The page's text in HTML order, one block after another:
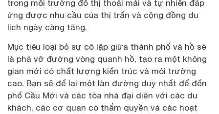
trong môi trường đô thị thoải mái và tự nhiên đáp
ứng được nhu cầu của thị trấn và cộng đồng du
lịch ngày càng tăng.
Mục tiêu loại bỏ sự cô lập giữa thành phố và hồ sẽ
là phá vỡ đường vòng quanh hồ, tạo ra một không
gian mới có chất lượng kiến trúc và môi trường
cao. Bạn sẽ để lại một làn đường duy nhất để đến
phố Cầu Mới và các tòa nhà đại diện với các du
khách, các cơ quan có thẩm quyền và các hoạt